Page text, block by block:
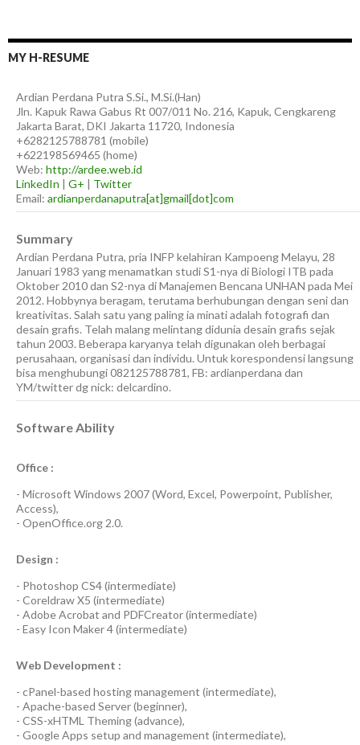
MY H-RESUME
Ardian Perdana Putra S.Si., M.Si.(Han)
Jln. Kapuk Rawa Gabus Rt 007/011 No. 216, Kapuk, Cengkareng
Jakarta Barat, DKI Jakarta 11720, Indonesia
+6282125788781 (mobile)
+622198569465 (home)
Web: http://ardee.web.id
LinkedIn | G+ | Twitter
Email: ardianperdanaputra[at]gmail[dot]com
Summary
Ardian Perdana Putra, pria INFP kelahiran Kampoeng Melayu, 28
Januari 1983 yang menamatkan studi S1-nya di Biologi ITB pada
Oktober 2010 dan S2-nya di Manajemen Bencana UNHAN pada Mei
2012. Hobbynya beragam, terutama berhubungan dengan seni dan
kreativitas. Salah satu yang paling ia minati adalah fotografi dan
desain grafis. Telah malang melintang didunia desain grafis sejak
tahun 2003. Beberapa karyanya telah digunakan oleh berbagai
perusahaan, organisasi dan individu. Untuk korespondensi langsung
bisa menghubungi 082125788781, FB: ardianperdana dan
YM/twitter dg nick: delcardino.
Software Ability
Office :
- Microsoft Windows 2007(Word, Excel, Powerpoint, Publisher,
Access),
- OpenOffice.org 2.0.
Design :
- Photoshop CS4(intermediate)
- Coreldraw X5 (intermediate)
- Adobe Acrobat and PDFCreator(intermediate)
- Easy Icon Maker 4(intermediate)
Web Development :
- cPanel-based hosting management (intermediate),
- Apache-based Server(beginner),
- CSS-xHTML Theming(advance),
- Google Apps setup and management (intermediate),